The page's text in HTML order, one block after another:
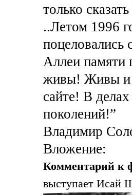
только
..Летом 1996
поцеловались
Аллеи памяти
живы! Живы и
сайте! В
поколений!”
Владимир
Вложение:
Комментарий к
выступает Исай